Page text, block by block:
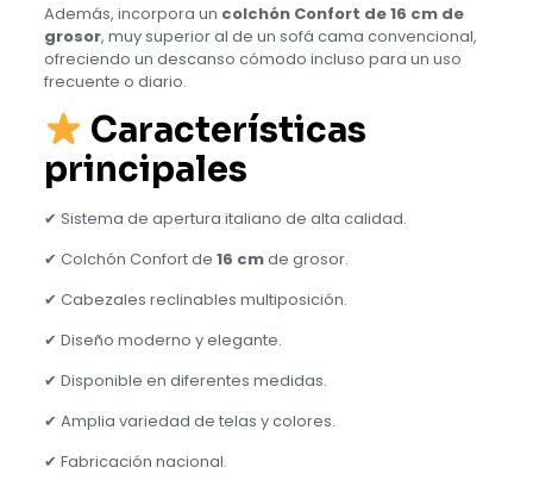
Además, incorpora un colchón Confort de 16 cm de
grosor, muy superior al de un sofá cama convencional,
ofreciendo un descanso cómodo incluso para un uso
frecuente o diario.
Características
principales
✔ Sistema de apertura italiano de alta calidad.
✔ Colchón Confort de 16 cmde grosor.
✔ Cabezales reclinables multiposición.
✔ Diseño moderno y elegante.
✔ Disponible en diferentes medidas.
✔ Amplia variedad de telas y colores.
✔ Fabricación nacional.